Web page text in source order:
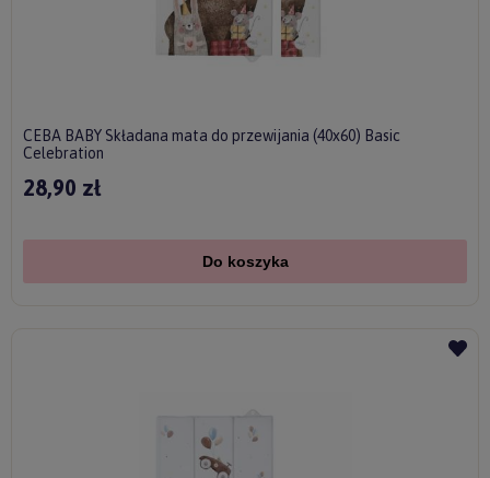
CEBA BABY Składana mata do przewijania (40x60) Basic
Celebration
28,90 zł
Do koszyka